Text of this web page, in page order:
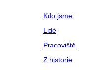
Kdo jsme
Lidé
Pracoviště
Z historie